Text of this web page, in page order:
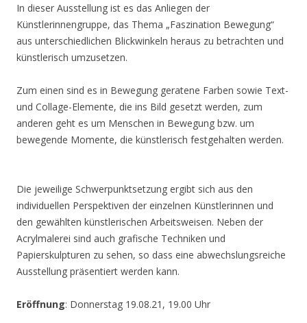
In dieser Ausstellung ist es das Anliegen der
Künstlerinnengruppe, das Thema „Faszination Bewegung“
aus unterschiedlichen Blickwinkeln heraus zu betrachten und
künstlerisch umzusetzen.
Zum einen sind es in Bewegung geratene Farben sowie Text-
und Collage-Elemente, die ins Bild gesetzt werden, zum
anderen geht es um Menschen in Bewegung bzw. um
bewegende Momente, die künstlerisch festgehalten werden.
Die jeweilige Schwerpunktsetzung ergibt sich aus den
individuellen Perspektiven der einzelnen Künstlerinnen und
den gewählten künstlerischen Arbeitsweisen. Neben der
Acrylmalerei sind auch grafische Techniken und
Papierskulpturen zu sehen, so dass eine abwechslungsreiche
Ausstellung präsentiert werden kann.
Eröffnung: Donnerstag 19.08.21, 19.00 Uhr